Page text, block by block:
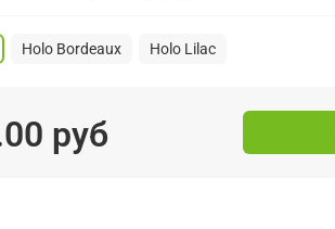
Holo Bordeaux Holo Lilac
руб